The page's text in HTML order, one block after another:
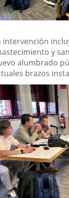
intervención
y
alumbrado
brazos